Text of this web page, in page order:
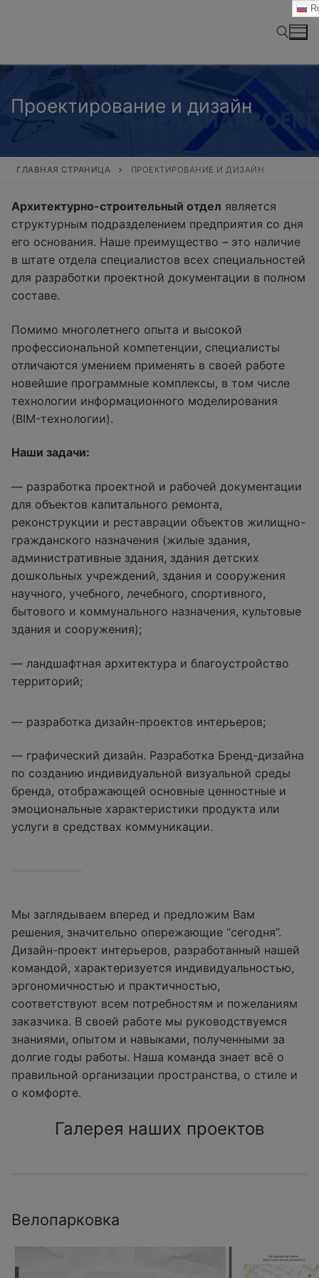
Проектирование и дизайн
ГЛАВНАЯ СТРАНИЦА ПРОЕКТИРОВАНИЕ И ДИЗАЙН
Архитектурно-строительный отдел является
структурным подразделением предприятия со дня
его основания. Наше преимущество – это наличие
в штате отдела специалистов всех специальностей
для разработки проектной документации в полном
составе.
Помимо многолетнего опыта и высокой
профессиональной компетенции, специалисты
отличаются умением применять в своей работе
новейшие программные комплексы, в том числе
технологии информационного моделирования
(BIM-технологии).
Наши задачи:
— разработка проектной и рабочей документации
для объектов капитального ремонта,
реконструкции и реставрации объектов жилищно-
гражданского назначения (жилые здания,
административные здания, здания детских
дошкольных учреждений, здания и сооружения
научного, учебного, лечебного, спортивного,
бытового и коммунального назначения, культовые
здания и сооружения);
— ландшафтная архитектура и благоустройство
территорий;
— разработка дизайн-проектов интерьеров;
— графический дизайн. Разработка Бренд-дизайна
по созданию индивидуальной визуальной среды
бренда, отображающей основные ценностные и
эмоциональные характеристики продукта или
услуги в средствах коммуникации.
Мы заглядываем вперед и предложим Вам
решения, значительно опережающие “сегодня”.
Дизайн-проект интерьеров, разработанный нашей
командой, характеризуется индивидуальностью,
эргономичностью и практичностью,
соответствуют всем потребностям и пожеланиям
заказчика. В своей работе мы руководствуемся
знаниями, опытом и навыками, полученными за
долгие годы работы. Наша команда знает всё о
правильной организации пространства, о стиле и
о комфорте.
Галерея наших проектов
Велопарковка